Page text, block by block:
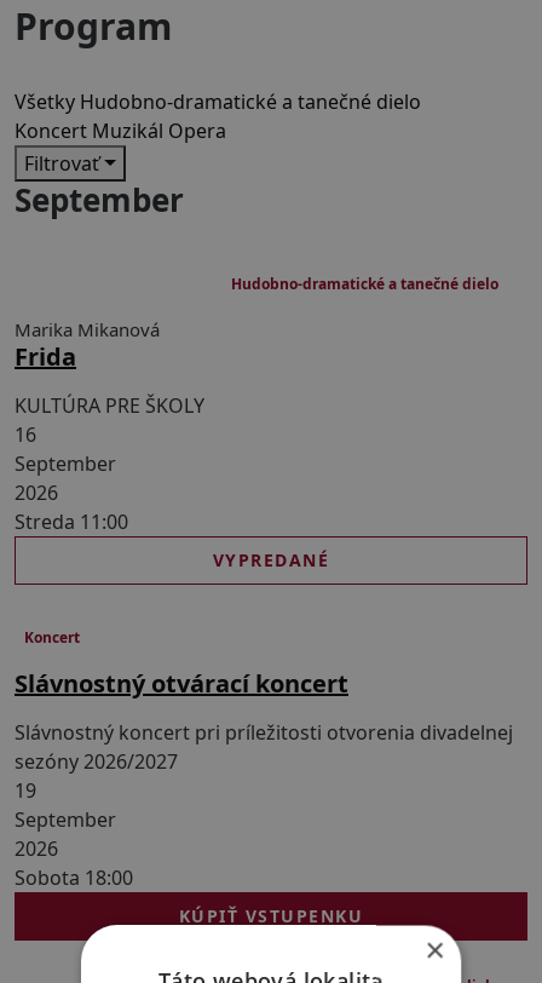
Program
Všetky Hudobno-dramatické a tanečné dielo
Koncert Muzikál Opera
Filtrovať
September
Hudobno-dramatické a tanečné dielo
Marika Mikanová
Frida
KULTÚRA PRE ŠKOLY
16
September
2026
Streda 11:00
VYPREDANÉ
Koncert
Slávnostný otvárací koncert
Slávnostný koncert pri príležitosti otvorenia divadelnej
sezóny 2026/2027
19
September
2026
Sobota 18:00
KÚPIŤ VSTUPENKU
×